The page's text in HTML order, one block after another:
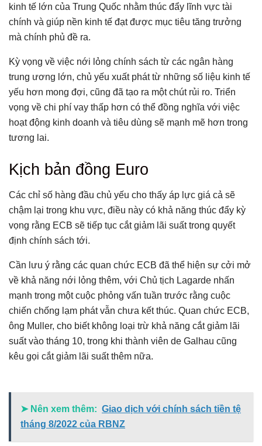
kinh tế lớn của Trung Quốc nhằm thúc đẩy lĩnh vực tài
chính và giúp nền kinh tế đạt được mục tiêu tăng trưởng
mà chính phủ đề ra.
Kỳ vọng về việc nới lỏng chính sách từ các ngân hàng
trung ương lớn, chủ yếu xuất phát từ những số liệu kinh tế
yếu hơn mong đợi, cũng đã tạo ra một chút rủi ro. Triển
vọng về chi phí vay thấp hơn có thể đồng nghĩa với việc
hoạt động kinh doanh và tiêu dùng sẽ mạnh mẽ hơn trong
tương lai.
Kịch bản đồng Euro
Các chỉ số hàng đầu chủ yếu cho thấy áp lực giá cả sẽ
chậm lại trong khu vực, điều này có khả năng thúc đẩy kỳ
vọng rằng ECB sẽ tiếp tục cắt giảm lãi suất trong quyết
định chính sách tới.
Cần lưu ý rằng các quan chức ECB đã thể hiện sự cởi mở
về khả năng nới lỏng thêm, với Chủ tịch Lagarde nhấn
mạnh trong một cuộc phỏng vấn tuần trước rằng cuộc
chiến chống lạm phát vẫn chưa kết thúc. Quan chức ECB,
ông Muller, cho biết không loại trừ khả năng cắt giảm lãi
suất vào tháng 10, trong khi thành viên de Galhau cũng
kêu gọi cắt giảm lãi suất thêm nữa.
➤ Nên xem thêm: Giao dịch với chính sách tiền tệ
tháng 8/2022 của RBNZ